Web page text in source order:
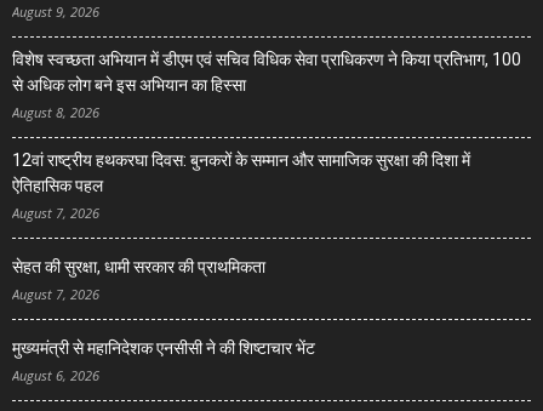
August 9, 2026
विशेष स्वच्छता अभियान में डीएम एवं सचिव विधिक सेवा प्राधिकरण ने किया प्रतिभाग, 100
से अधिक लोग बने इस अभियान का हिस्सा
August 8, 2026
12वां राष्ट्रीय हथकरघा दिवस: बुनकरों के सम्मान और सामाजिक सुरक्षा की दिशा में
ऐतिहासिक पहल
August 7, 2026
सेहत की सुरक्षा, धामी सरकार की प्राथमिकता
August 7, 2026
मुख्यमंत्री से महानिदेशक एनसीसी ने की शिष्टाचार भेंट
August 6, 2026